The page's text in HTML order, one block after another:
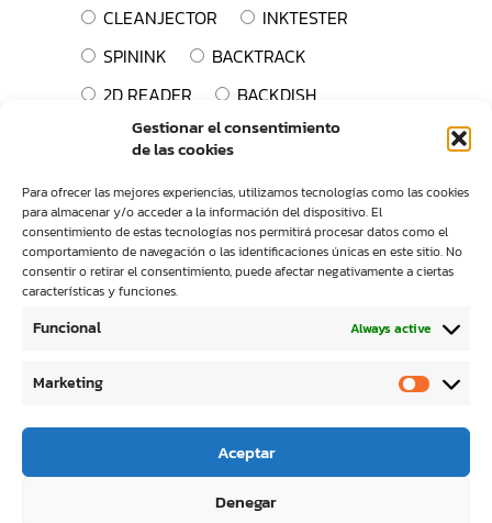
Gestionar el consentimiento
de las cookies
Para ofrecer las mejores experiencias, utilizamos tecnologías como las cookies
para almacenar y/o acceder a la información del dispositivo. El
consentimiento de estas tecnologías nos permitirá procesar datos como el
comportamiento de navegación o las identificaciones únicas en este sitio. No
consentir o retirar el consentimiento, puede afectar negativamente a ciertas
características y funciones.
Funcional Always active
Marketing
Aceptar
Denegar
CLEANJECTOR
INKTESTER
SPININK
BACKTRACK
2D READER
BACKDISH
BACKPRINT
SILKSRUFACE
I have read and accept thePrivacy Policy
© 2023 Personas y Tecnología S.L. |